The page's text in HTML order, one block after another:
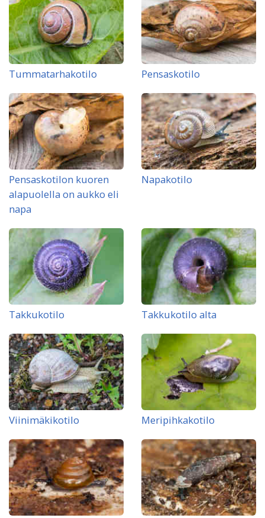
Tummatarhakotilo Pensaskotilo
Pensaskotilon kuoren
alapuolella on aukko eli
napa
Napakotilo
Takkukotilo Takkukotilo alta
Viinimäkikotilo Meripihkakotilo